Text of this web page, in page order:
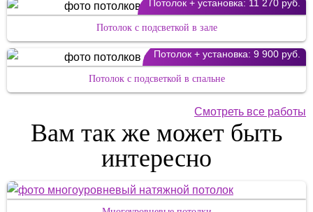
Потолок + установка: 11 270 руб.
Потолок с подсветкой в зале
Потолок + установка: 9 900 руб.
Потолок с подсветкой в спальне
Смотреть все работы
Вам так же может быть
интересно